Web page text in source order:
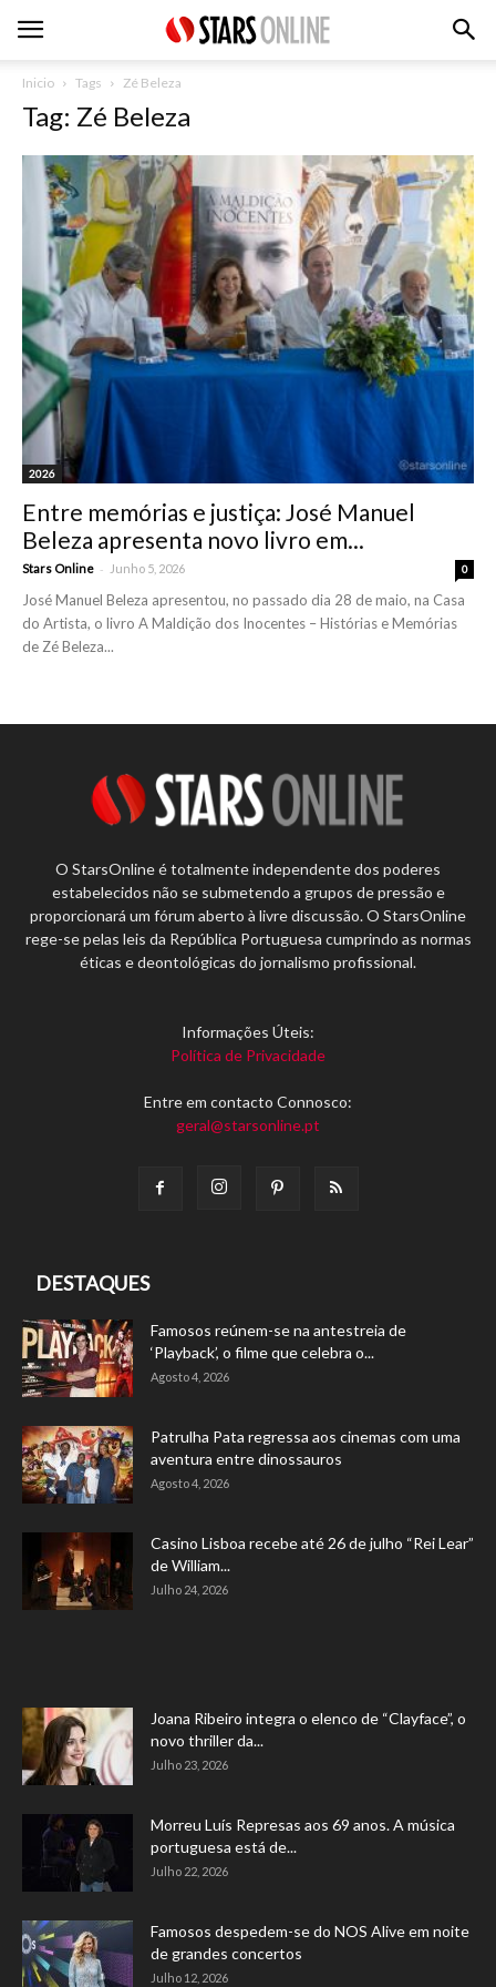
Inicio Tags Zé Beleza
Tag: Zé Beleza
2026
Entre memórias e justiça: José Manuel
Beleza apresenta novo livro em...
Stars Online - Junho 5, 2026 0
José Manuel Beleza apresentou, no passado dia 28 de maio, na Casa
do Artista, o livro A Maldição dos Inocentes – Histórias e Memórias
de Zé Beleza...
O StarsOnline é totalmente independente dos poderes
estabelecidos não se submetendo a grupos de pressão e
proporcionará um fórum aberto à livre discussão. O StarsOnline
rege-se pelas leis da República Portuguesa cumprindo as normas
éticas e deontológicas do jornalismo profissional.
Informações Úteis:
Política de Privacidade
Entre em contacto Connosco:
geral@starsonline.pt
DESTAQUES
Famosos reúnem-se na antestreia de
‘Playback’, o filme que celebra o...
Agosto 4, 2026
Patrulha Pata regressa aos cinemas com uma
aventura entre dinossauros
Agosto 4, 2026
Casino Lisboa recebe até 26 de julho “Rei Lear”
de William...
Julho 24, 2026
Joana Ribeiro integra o elenco de “Clayface”, o
novo thriller da...
Julho 23, 2026
Morreu Luís Represas aos 69 anos. A música
portuguesa está de...
Julho 22, 2026
Famosos despedem-se do NOS Alive em noite
de grandes concertos
Julho 12, 2026